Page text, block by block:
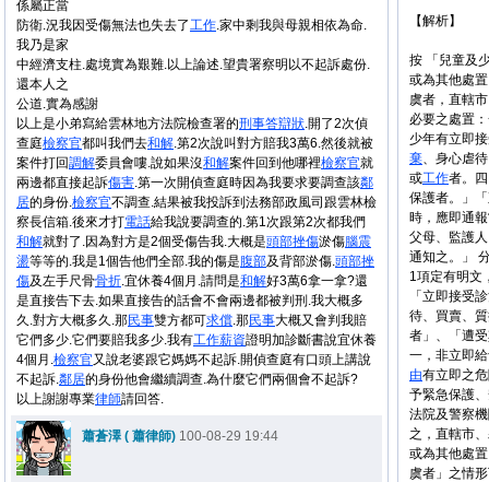
係屬正當
防衛.況我因受傷無法也失去了工作.家中剩我與母親相依為命.
我乃是家
中經濟支柱.處境實為艱難.以上論述.望貴署察明以不起訴處份.
還本人之
公道.實為感謝
以上是小弟寫給雲林地方法院檢查署的刑事答辯狀.開了2次偵
查庭檢察官都叫我們去和解.第2次說叫對方賠我3萬6.然後就被
案件打回調解委員會嘍.說如果沒和解案件回到他哪裡檢察官就
兩邊都直接起訴傷害.第一次開偵查庭時因為我要求要調查該鄰
居的身份.檢察官不調查.結果被我投訴到法務部政風司跟雲林檢
察長信箱.後來才打電話給我說要調查的.第1次跟第2次都我們
和解就對了.因為對方是2個受傷告我.大概是頭部挫傷淤傷腦震
盪等等的.我是1個告他們全部.我的傷是腹部及背部淤傷.頭部挫
傷及左手尺骨骨折.宜休養4個月.請問是和解好3萬6拿一拿?還
是直接告下去.如果直接告的話會不會兩邊都被判刑.我大概多
久.對方大概多久.那民事雙方都可求償.那民事大概又會判我賠
它們多少.它們要賠我多少.我有工作薪資證明加診斷書說宜休養
4個月.檢察官又說老婆跟它媽媽不起訴.開偵查庭有口頭上講說
不起訴.鄰居的身份他會繼續調查.為什麼它們兩個會不起訴?
以上謝謝專業律師請回答.
蕭蒼澤 ( 蕭律師) 100-08-29 19:44
【解析】
按 「兒童及
或為其他處
虞者，直轄
必要之處置
少年有立即
棄、身心虐
或工作者。
保護者。」
時，應即通
父母、監護
通知之。」
1項定有明文
「立即接受
待、買賣、
者」、「遭
一，非立即
由有立即之
予緊急保護
法院及警察
之，直轄市
或為其他處
虞者」之情